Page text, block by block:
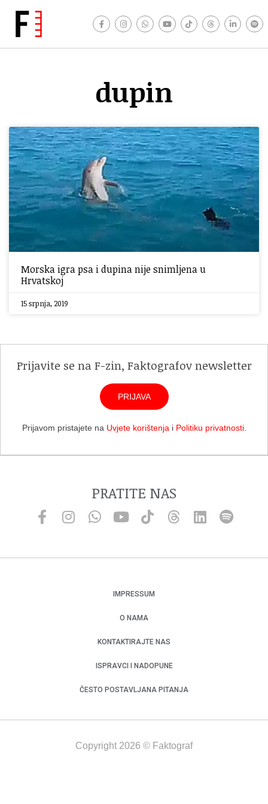
dupin
Morska igra psa i dupina nije snimljena u
Hrvatskoj
15 srpnja, 2019
Prijavite se na F-zin, Faktografov newsletter
PRIJAVA
Prijavom pristajete na Uvjete korištenja i Politiku privatnosti.
PRATITE NAS
IMPRESSUM
O NAMA
KONTAKTIRAJTE NAS
ISPRAVCI I NADOPUNE
ČESTO POSTAVLJANA PITANJA
Copyright 2026 © Faktograf